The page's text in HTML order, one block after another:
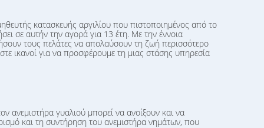
κατασκευής αργιλίου που πιστοποιημένος από το
σε αυτήν την αγορά για 13 έτη. Με την έννοια
τους πελάτες να απολαύσουν τη ζωή περισσότερο
ικανοί για να προσφέρουμε τη μιας στάσης υπηρεσία
ανεμιστήρα γυαλιού μπορεί να ανοίξουν και να
και τη συντήρηση του ανεμιστήρα νημάτων, που